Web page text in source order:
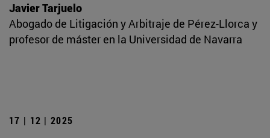
Javier Tarjuelo
Abogado de Litigación y Arbitraje de Pérez-Llorca y
profesor de máster en la Universidad de Navarra
17 | 12 | 2025